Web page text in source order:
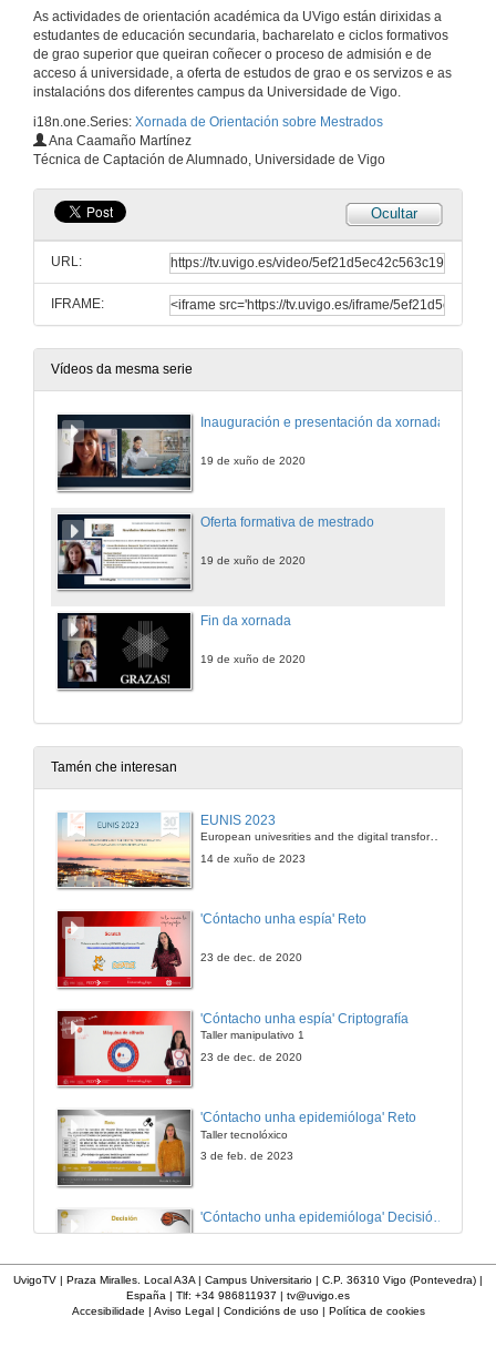
As actividades de orientación académica da UVigo están dirixidas a
estudantes de educación secundaria, bacharelato e ciclos formativos
de grao superior que queiran coñecer o proceso de admisión e de
acceso á universidade, a oferta de estudos de grao e os servizos e as
instalacións dos diferentes campus da Universidade de Vigo.
i18n.one.Series: Xornada de Orientación sobre Mestrados
Ana Caamaño Martínez
Técnica de Captación de Alumnado, Universidade de Vigo
Ocultar
URL:
IFRAME:
Vídeos da mesma serie
Inauguración e presentación da xornada
19 de xuño de 2020
Oferta formativa de mestrado
19 de xuño de 2020
Fin da xornada
19 de xuño de 2020
Tamén che interesan
EUNIS 2023
European univesrities and the digital transformation: challenges and opportunities ahead
14 de xuño de 2023
'Cóntacho unha espía' Reto
23 de dec. de 2020
'Cóntacho unha espía' Criptografía
Taller manipulativo 1
23 de dec. de 2020
'Cóntacho unha epidemióloga' Reto
Taller tecnolóxico
3 de feb. de 2023
UvigoTV | Praza Miralles. Local A3A | Campus Universitario | C.P. 36310 Vigo (Pontevedra) |
España | Tlf: +34 986811937 | tv@uvigo.es
Accesibilidade | Aviso Legal| Condicións de uso| Política de cookies